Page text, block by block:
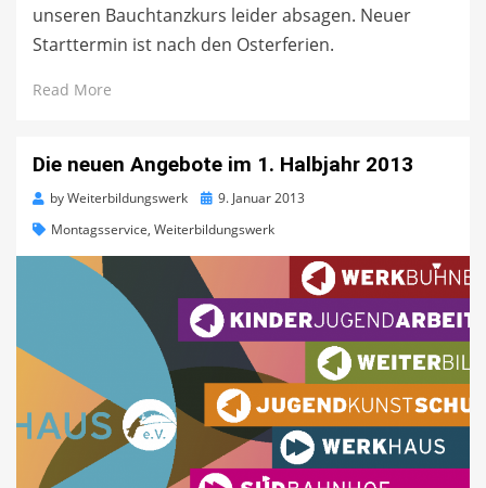
unseren Bauchtanzkurs leider absagen. Neuer
Starttermin ist nach den Osterferien.
Read More
Die neuen Angebote im 1. Halbjahr 2013
byWeiterbildungswerk
Posted
9. Januar 2013
Montagsservice, Weiterbildungswerk